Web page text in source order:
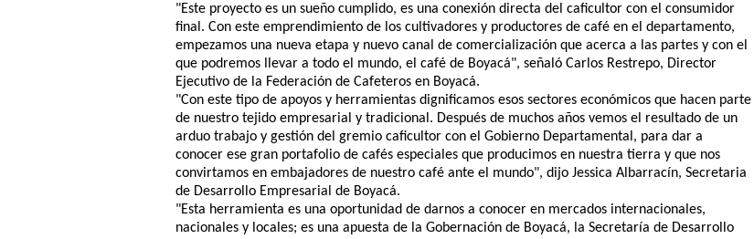
"Este proyecto es un sueño cumplido, es una conexión directa del caficultor con el consumidor
final. Con este emprendimiento de los cultivadores y productores de café en el departamento,
empezamos una nueva etapa y nuevo canal de comercialización que acerca a las partes y con el
que podremos llevar a todo el mundo, el café de Boyacá", señaló Carlos Restrepo, Director
Ejecutivo de la Federación de Cafeteros en Boyacá.
"Con este tipo de apoyos y herramientas dignificamos esos sectores económicos que hacen parte
de nuestro tejido empresarial y tradicional. Después de muchos años vemos el resultado de un
arduo trabajo y gestión del gremio caficultor con el Gobierno Departamental, para dar a
conocer ese gran portafolio de cafés especiales que producimos en nuestra tierra y que nos
convirtamos en embajadores de nuestro café ante el mundo", dijo Jessica Albarracín, Secretaria
de Desarrollo Empresarial de Boyacá.
"Esta herramienta es una oportunidad de darnos a conocer en mercados internacionales,
nacionales y locales; es una apuesta de la Gobernación de Boyacá, la Secretaría de Desarrollo